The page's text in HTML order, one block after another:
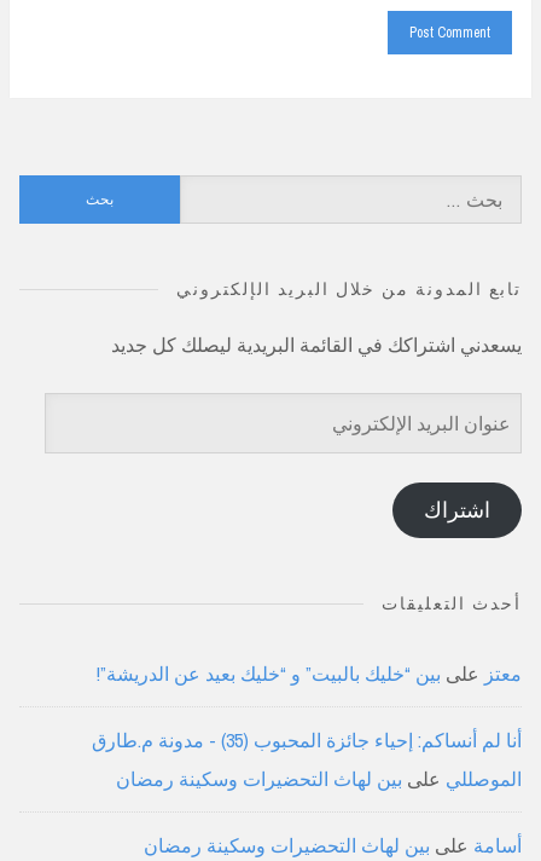
عن:
تابع المدونة من خلال البريد الإلكتروني
يسعدني اشتراكك في القائمة البريدية ليصلك كل جديد
عنوان
البريد
الإلكتروني
اشتراك
أحدث التعليقات
معتز على بين “خليك بالبيت” و “خليك بعيد عن الدريشة”!
أنا لم أنساكم: إحياء جائزة المحبوب (35) - مدونة م.طارق
الموصللي على بين لهاث التحضيرات وسكينة رمضان
أسامة على بين لهاث التحضيرات وسكينة رمضان